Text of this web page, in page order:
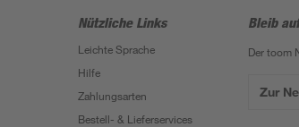
Nützliche Links
Leichte Sprache
Hilfe
Zahlungsarten
Bestell- & Lieferservices
Bleib
Der toom
Zur